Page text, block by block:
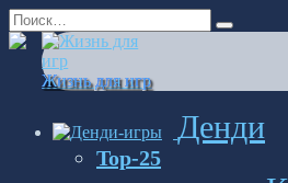
Перейти
к
содержанию
Search
for:
Жизнь для игр
Денди
Top-25